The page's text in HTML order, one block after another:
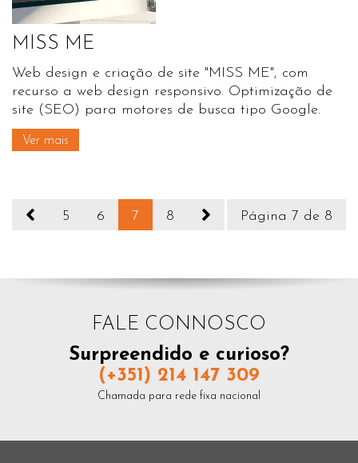
MISS ME
Web design e criação de site "MISS ME", com
recurso a web design responsivo. Optimização de
site (SEO) para motores de busca tipo Google.
Ver mais
5 6 7 8 Página 7 de 8
FALE CONNOSCO
Surpreendido e curioso?
(+351) 214 147 309
Chamada para rede fixa nacional